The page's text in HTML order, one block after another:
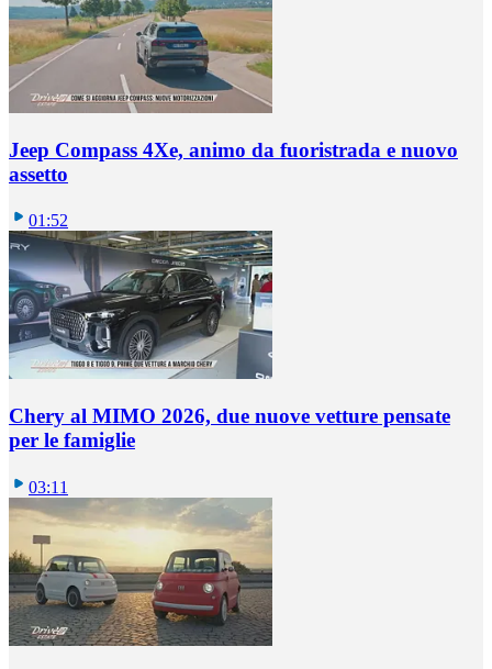
Jeep Compass 4Xe, animo da fuoristrada e nuovo
assetto
01:52
Chery al MIMO 2026, due nuove vetture pensate
per le famiglie
03:11